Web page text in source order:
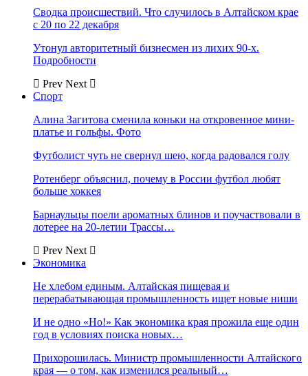
Сводка происшествий. Что случилось в Алтайском крае
с 20 по 22 декабря
Утонул авторитетный бизнесмен из лихих 90-х.
Подробности
Prev Next
Спорт
Алина Загитова сменила коньки на откровенное мини-
платье и гольфы. Фото
Футболист чуть не свернул шею, когда радовался голу
Ротенберг объяснил, почему в России футбол любят
больше хоккея
Барнаульцы поели ароматных блинов и поучаствовали в
лотерее на 20-летии Трассы…
Prev Next
Экономика
Не хлебом единым. Алтайская пищевая и
перерабатывающая промышленность ищет новые ниши
И не одно «Но!» Как экономика края прожила еще один
год в условиях поиска новых…
Прихорошилась. Министр промышленности Алтайского
края — о том, как изменился реальный…